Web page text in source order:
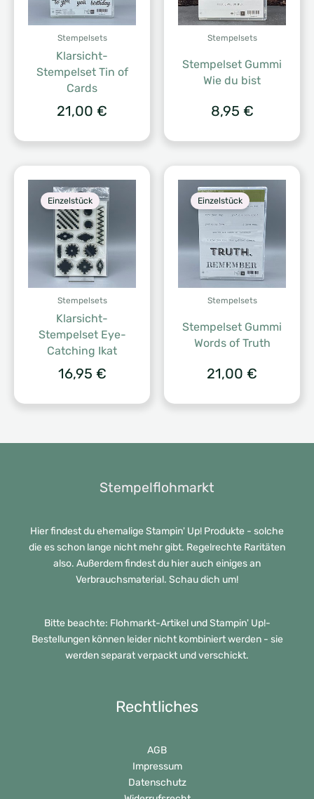
Stempelsets
Klarsicht-
Stempelset Tin of
Cards
21,00 €
Stempelsets
Stempelset Gummi
Wie du bist
8,95 €
Einzelstück
Stempelsets
Klarsicht-
Stempelset Eye-
Catching Ikat
16,95 €
Einzelstück
Stempelsets
Stempelset Gummi
Words of Truth
21,00 €
Stempelflohmarkt
Hier findest du ehemalige Stampin' Up! Produkte - solche
die es schon lange nicht mehr gibt. Regelrechte Raritäten
also. Außerdem findest du hier auch einiges an
Verbrauchsmaterial. Schau dich um!
Bitte beachte: Flohmarkt-Artikel und Stampin' Up!-
Bestellungen können leider nicht kombiniert werden - sie
werden separat verpackt und verschickt.
Rechtliches
AGB
Impressum
Datenschutz